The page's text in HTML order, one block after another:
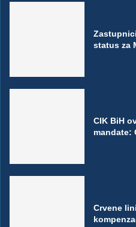
status za
CIK BiH
mandate:
Crvene